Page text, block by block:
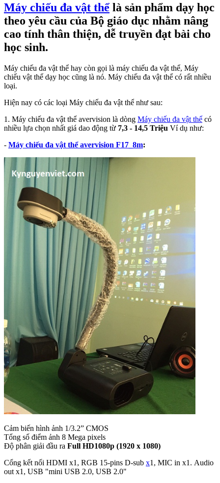
Máy chiếu đa vật thể là sản phẩm dạy học
theo yêu cầu của Bộ giáo dục nhằm nâng
cao tính thân thiện, dễ truyền đạt bài cho
học sinh.
Máy chiếu đa vật thể hay còn gọi là máy chiếu đa vật thể, Máy
chiếu vật thể dạy học cũng là nó. Máy chiếu đa vật thể có rất nhiều
loại.
Hiện nay có các loại Máy chiếu đa vật thể như sau:
1. Máy chiếu đa vật thể avervision là dòng Máy chiếu đa vật thể có
nhiều lựa chọn nhất giá dao động từ 7,3 - 14,5 Triệu Ví dụ như:
- Máy chiếu đa vật thể avervision F17_8m:
Cảm biến hình ảnh 1/3.2” CMOS
Tổng số điểm ảnh 8 Mega pixels
Độ phân giải đầu ra Full HD1080p (1920 x 1080)
Cổng kết nối HDMI x1, RGB 15-pins D-sub x1, MIC in x1. Audio
out x1, USB "mini USB 2.0, USB 2.0"